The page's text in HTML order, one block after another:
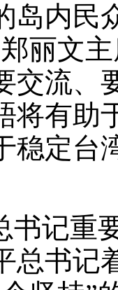
岛内民
丽文
交流、
将有助
稳定台
书记重
总书记